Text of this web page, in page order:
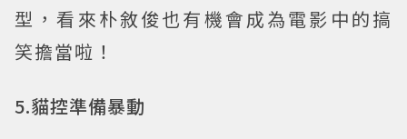
型，看來朴敘俊也有機會成為電影中的搞
笑擔當啦！
5.貓控準備暴動